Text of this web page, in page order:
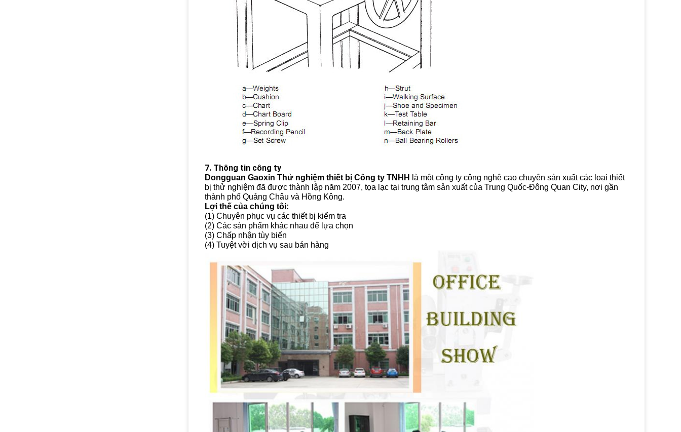
7. Thông tin công ty
Dongguan Gaoxin Thử nghiệm thiết bị Công ty TNHH
là một công ty công nghệ cao chuyên sản xuất các loại thiết
bị thử nghiệm đã được thành lập năm 2007, tọa lạc tại trung tâm sản xuất của Trung Quốc-Đông Quan City, nơi gần
thành phố Quảng Châu và Hồng Kông.
Lợi thế của chúng tôi:
(1) Chuyên phục vụ các thiết bị kiểm tra
(2) Các sản phẩm khác nhau để lựa chọn
(3) Chấp nhận tùy biến
(4) Tuyệt vời dịch vụ sau bán hàng